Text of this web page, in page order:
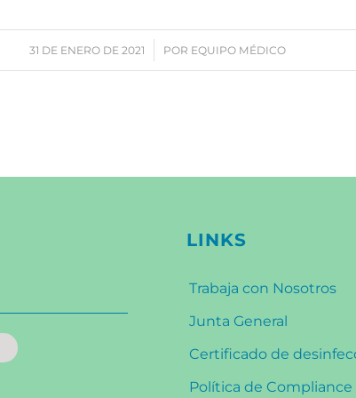
31 DE ENERO DE 2021
/ POR EQUIPO MÉDICO
LINKS
Trabaja con Nosotros
Junta General
Certificado de
Política de Compliance